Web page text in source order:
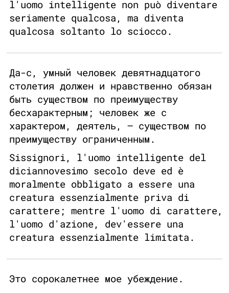
l'uomo intelligente non può diventare
seriamente qualcosa, ma diventa
qualcosa soltanto lo sciocco.
Да-с, умный человек девятнадцатого
столетия должен и нравственно обязан
быть существом по преимуществу
бесхарактерным; человек же с
характером, деятель, — существом по
преимуществу ограниченным.
Sissignori, l'uomo intelligente del
diciannovesimo secolo deve ed è
moralmente obbligato a essere una
creatura essenzialmente priva di
carattere; mentre l'uomo di carattere,
l'uomo d'azione, dev'essere una
creatura essenzialmente limitata.
Это сорокалетнее мое убеждение.